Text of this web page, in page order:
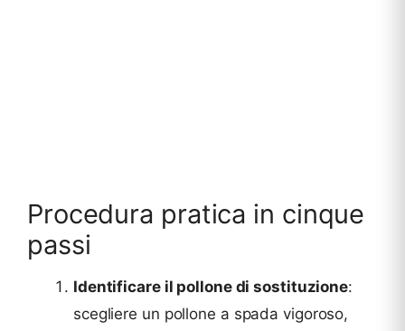
Procedura pratica in cinque
passi
Identificare il pollone di sostituzione:
scegliere un pollone a spada vigoroso,